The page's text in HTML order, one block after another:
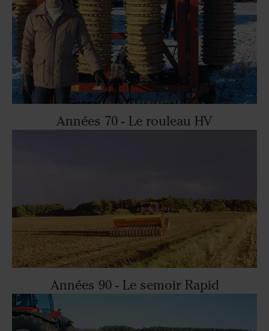
Années 70 - Le rouleau HV
Années 90 - Le semoir Rapid